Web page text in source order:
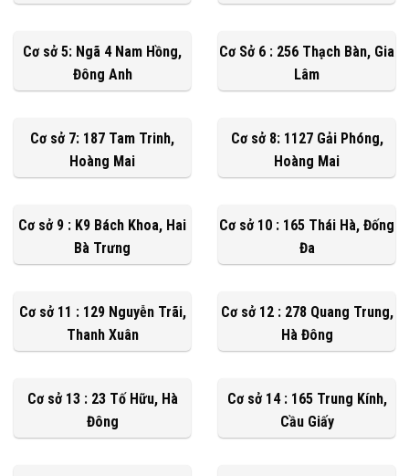
Cơ sở 5: Ngã 4 Nam Hồng,
Đông Anh
Cơ Sở 6 : 256 Thạch Bàn, Gia
Lâm
Cơ sở 7: 187 Tam Trinh,
Hoàng Mai
Cơ sở 8: 1127 Gải Phóng,
Hoàng Mai
Cơ sở 9 : K9 Bách Khoa, Hai
Bà Trưng
Cơ sở 10 : 165 Thái Hà, Đống
Đa
Cơ sở 11 : 129 Nguyễn Trãi,
Thanh Xuân
Cơ sở 12 : 278 Quang Trung,
Hà Đông
Cơ sở 13 : 23 Tố Hữu, Hà
Đông
Cơ sở 14 : 165 Trung Kính,
Cầu Giấy